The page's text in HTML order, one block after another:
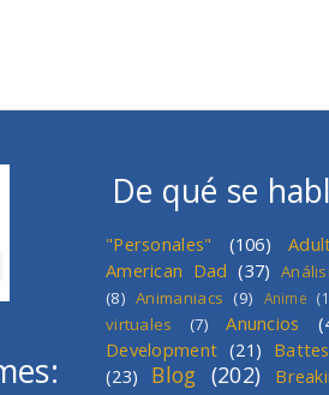
De qué se
"Personales" (106)
American Dad (37)
(8) Animaniacs (9) Anime
virtuales
(7) Anuncios
Development (21)
(23)
Blog (202)